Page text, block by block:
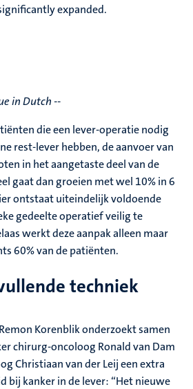
expanded.
in Dutch --
die een lever-operatie nodig
rest-lever hebben, de aanvoer van
in het aangetaste deel van de
gaat dan groeien met wel 10% in 6
ontstaat uiteindelijk voldoende
gedeelte operatief veilig te
werkt deze aanpak alleen maar
60% van de patiënten.
techniek
Korenblik onderzoekt samen
chirurg-oncoloog Ronald van Dam
Christiaan van der Leij een extra
bij kanker in de lever: “Het nieuwe